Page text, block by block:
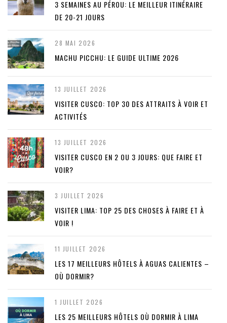
3 SEMAINES AU PÉROU: LE MEILLEUR ITINÉRAIRE
DE 20-21 JOURS
28 MAI 2026
MACHU PICCHU: LE GUIDE ULTIME 2026
13 JUILLET 2026
VISITER CUSCO: TOP 30 DES ATTRAITS À VOIR ET
ACTIVITÉS
13 JUILLET 2026
VISITER CUSCO EN 2 OU 3 JOURS: QUE FAIRE ET
VOIR?
3 JUILLET 2026
VISITER LIMA: TOP 25 DES CHOSES À FAIRE ET À
VOIR !
11 JUILLET 2026
LES 17 MEILLEURS HÔTELS À AGUAS CALIENTES –
OÙ DORMIR?
1 JUILLET 2026
LES 25 MEILLEURS HÔTELS OÙ DORMIR À LIMA